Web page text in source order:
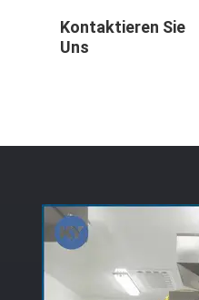
Kontaktieren Sie
Uns